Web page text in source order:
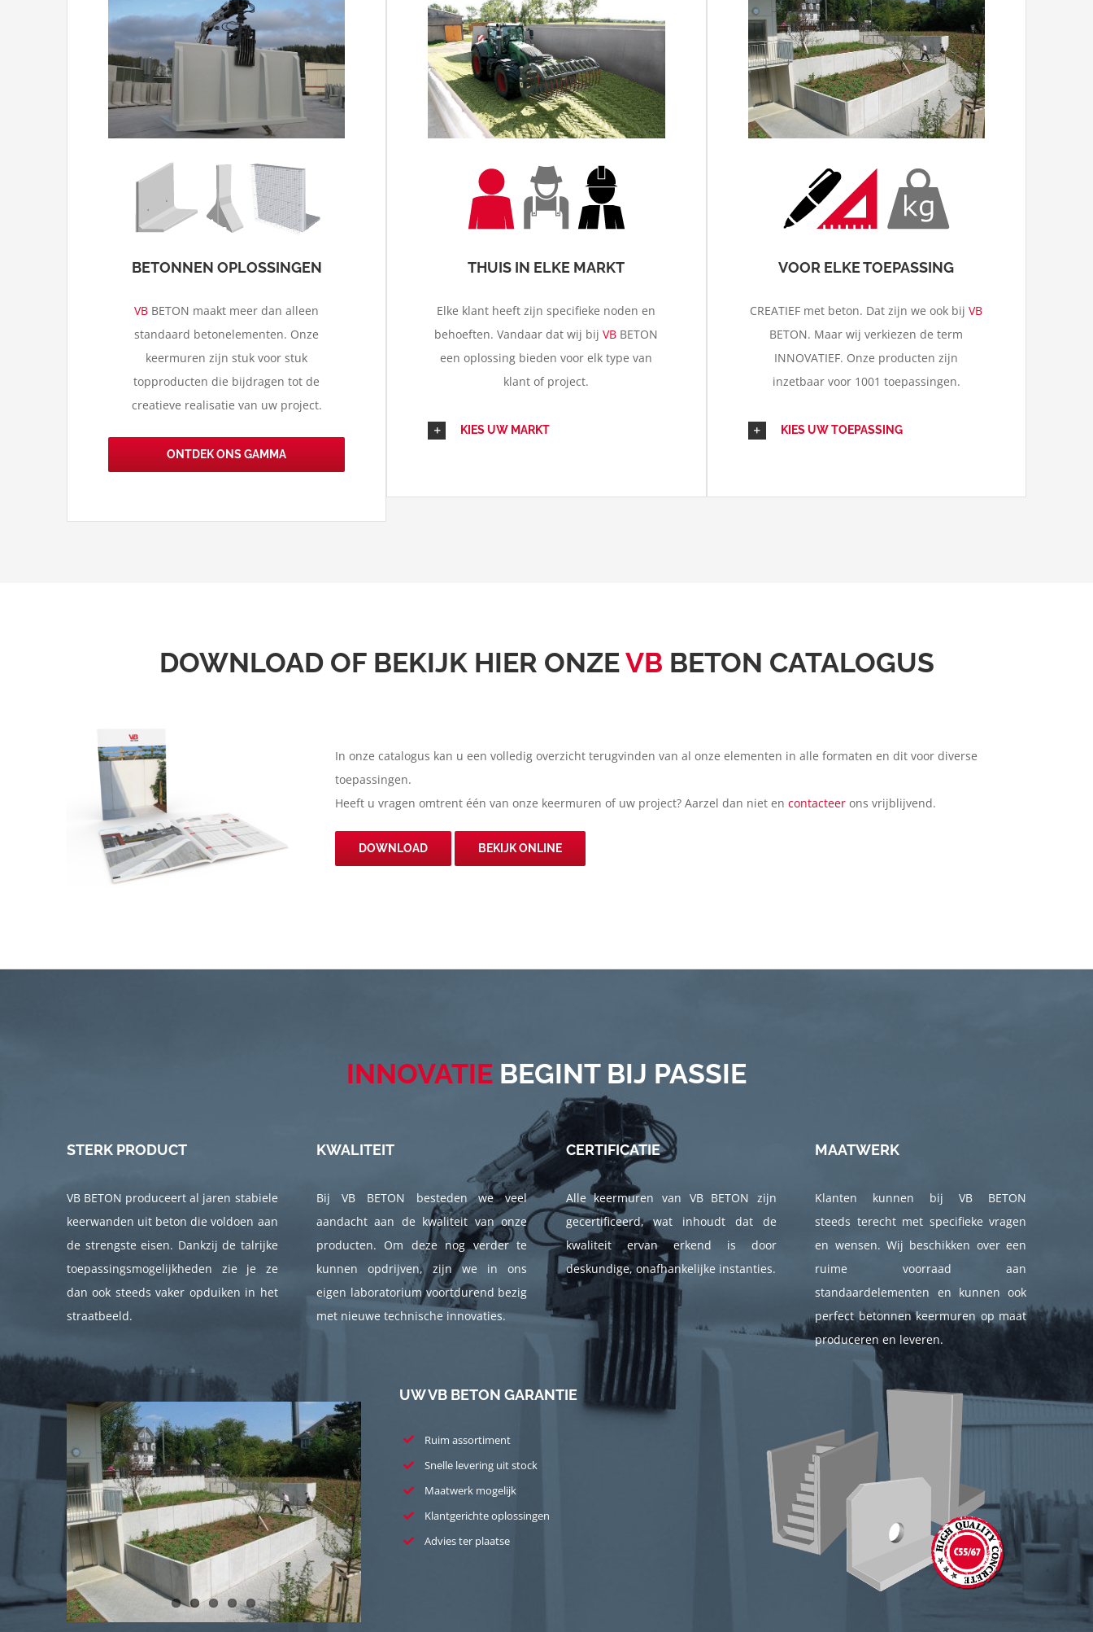
Garagebouw
Geluidsabsorptie
Silo Waterkering Zwemvijver
BETONNEN OPLOSSINGEN
VB BETON maakt meer dan alleen
standaard betonelementen. Onze
keermuren zijn stuk voor stuk
topproducten die bijdragen tot de
creatieve realisatie van uw project.
ONTDEK ONS GAMMA
THUIS IN ELKE MARKT
Elke klant heeft zijn specifieke noden en
behoeften. Vandaar dat wij bijVB BETON
een oplossing bieden voor elk type van
klant of project.
KIES UW MARKT
VOOR ELKE TOEPASSING
CREATIEF met beton. Dat zijn we ook bijVB
BETON. Maar wij verkiezen de term
INNOVATIEF. Onze producten zijn
inzetbaar voor 1001 toepassingen.
KIES UW TOEPASSING
DOWNLOAD OF BEKIJK HIER ONZEVB BETON CATALOGUS
In onze catalogus kan u een volledig overzicht terugvinden van al onze elementen in alle formaten en dit voor diverse
toepassingen.
Heeft u vragen omtrent één van onze keermuren of uw project? Aarzel dan niet encontacteer ons vrijblijvend.
DOWNLOAD BEKIJK ONLINE
INNOVATIE BEGINT BIJ PASSIE
STERK PRODUCT
VB BETON produceert al jaren stabiele
keerwanden uit beton die voldoen aan
de strengste eisen. Dankzij de talrijke
toepassingsmogelijkheden zie je ze
dan ook steeds vaker opduiken in het
straatbeeld.
KWALITEIT
Bij VB BETON besteden we veel
aandacht aan de kwaliteit van onze
producten. Om deze nog verder te
kunnen opdrijven, zijn we in ons
eigen laboratorium voortdurend bezig
met nieuwe technische innovaties.
CERTIFICATIE
Alle keermuren van VB BETON zijn
gecertificeerd, wat inhoudt dat de
kwaliteit ervan erkend is door
deskundige, onafhankelijke instanties.
MAATWERK
Klanten kunnen bij VB BETON
steeds terecht met specifieke vragen
en wensen. Wij beschikken over een
ruime voorraad aan
standaardelementen en kunnen ook
perfect betonnen keermuren op maat
produceren en leveren.
UW VB BETON GARANTIE
Ruim assortiment
Snelle levering uit stock
Maatwerk mogelijk
Klantgerichte oplossingen
Advies ter plaatse